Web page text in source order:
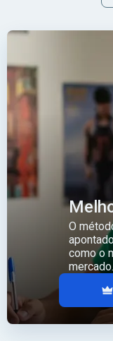
O
como o
mercado.